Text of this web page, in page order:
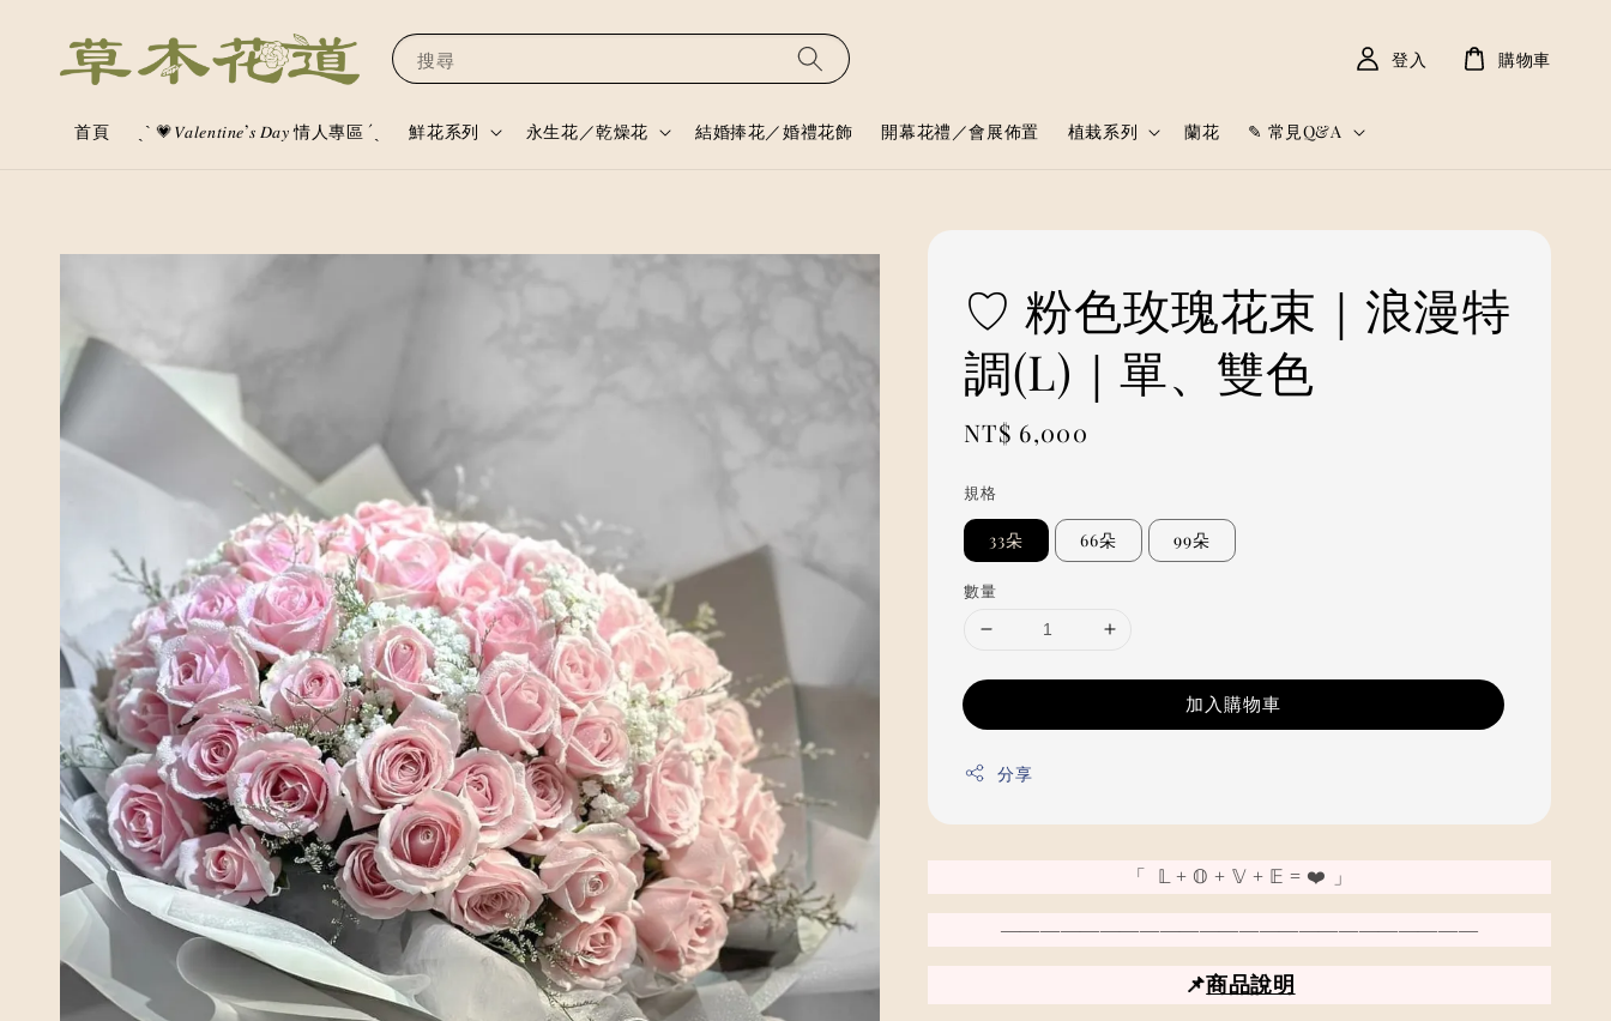
搜尋
首頁 ˏˋ 💗𝑉𝑎𝑙𝑒𝑛𝑡𝑖𝑛𝑒’𝑠 𝐷𝑎𝑦 情人專區 ´ˎ 鮮花系列 永生花／乾燥花 結婚捧花／婚禮花飾 開幕花禮／會展佈置 植栽系列 蘭花 ✎ 常見Q&A
登入 購物車
♡ 粉色玫瑰花束｜浪漫特
調(L)｜單、雙色
Regular
NT$ 6,000
規格
33朵 66朵 99朵
數量
加入購物車
分享
「 𝕃 + 𝕆 + 𝕍 + 𝔼 = ❤️ 」
————————————————————————
📌商品說明